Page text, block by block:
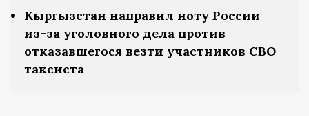
Кыргызстан направил ноту России
из-за уголовного дела против
отказавшегося везти участников СВО
таксиста